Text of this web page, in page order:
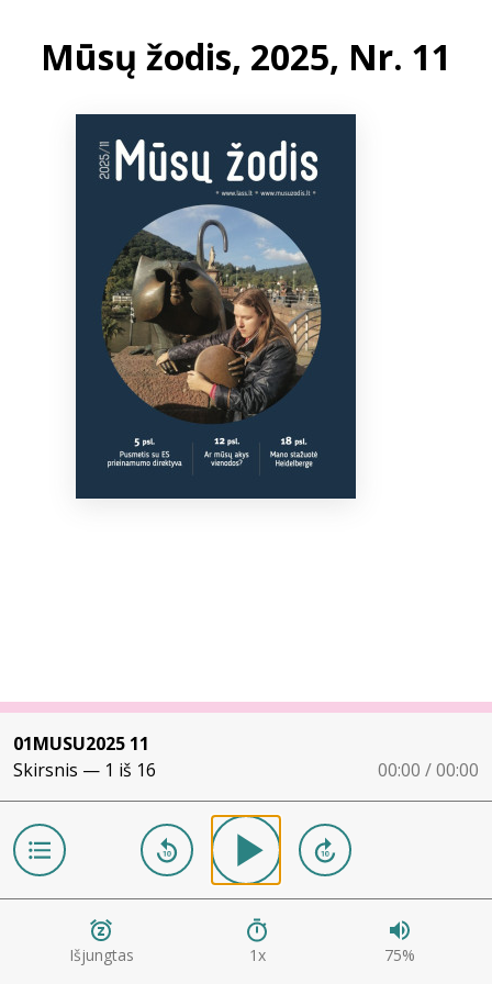
Mūsų žodis, 2025, Nr. 11
01MUSU2025 11
Skirsnis — 1 iš 16 00:00 / 00:00
75%
1x
Išjungtas